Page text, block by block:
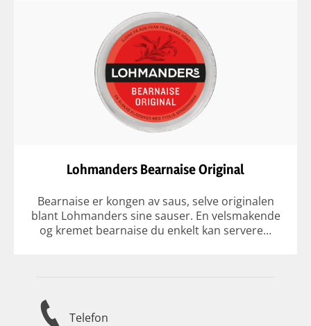
Lohmanders Bearnaise Original
Bearnaise er kongen av saus, selve originalen
blant Lohmanders sine sauser. En velsmakende
og kremet bearnaise du enkelt kan servere…
Telefon